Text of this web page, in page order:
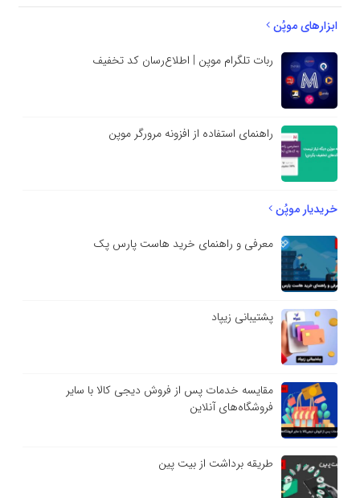
ابزارهای موپُن
ربات تلگرام موپن | اطلاع‌رسان کد تخفیف
راهنمای استفاده از افزونه مرورگر موپن
خریدیار موپُن
معرفی و راهنمای خرید هاست پارس پک
پشتیبانی زیپاد
مقایسه خدمات پس از فروش دیجی کالا با سایر
فروشگاه‌های آنلاین
طریقه برداشت از بیت پین